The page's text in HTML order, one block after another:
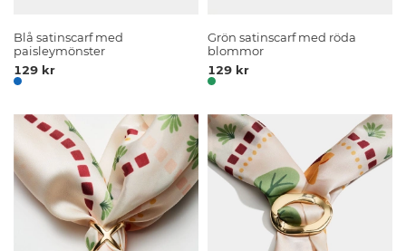
Blå satinscarf med
paisleymönster
129 kr
Grön satinscarf med röda
blommor
129 kr